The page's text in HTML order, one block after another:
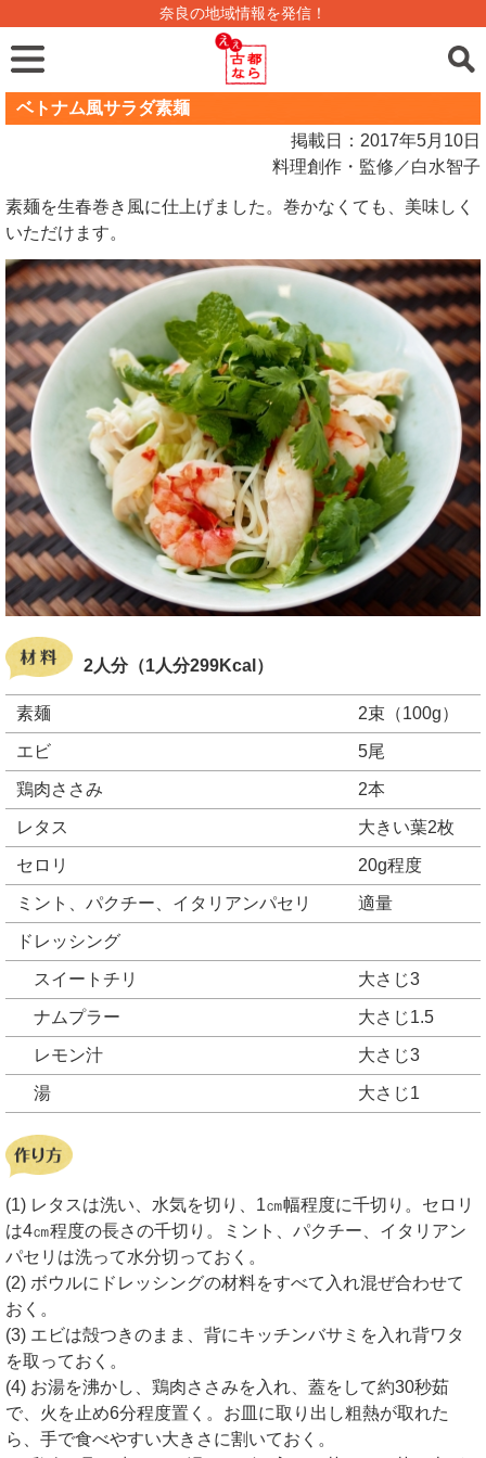
奈良の地域情報を発信！
ベトナム風サラダ素麺
掲載日：2017年5月10日
料理創作・監修／白水智子
素麺を生春巻き風に仕上げました。巻かなくても、美味しく
いただけます。
2人分（1人分299Kcal）
素麺 2束（100g）
エビ 5尾
鶏肉ささみ 2本
レタス 大きい葉2枚
セロリ 20g程度
ミント、パクチー、イタリアンパセリ 適量
ドレッシング
スイートチリ 大さじ3
ナムプラー 大さじ1.5
レモン汁 大さじ3
湯 大さじ1
(1) レタスは洗い、水気を切り、1㎝幅程度に千切り。セロリ
は4㎝程度の長さの千切り。ミント、パクチー、イタリアン
パセリは洗って水分切っておく。
(2) ボウルにドレッシングの材料をすべて入れ混ぜ合わせて
おく。
(3) エビは殻つきのまま、背にキッチンバサミを入れ背ワタ
を取っておく。
(4) お湯を沸かし、鶏肉ささみを入れ、蓋をして約30秒茹
で、火を止め6分程度置く。お皿に取り出し粗熱が取れた
ら、手で食べやすい大きさに割いておく。